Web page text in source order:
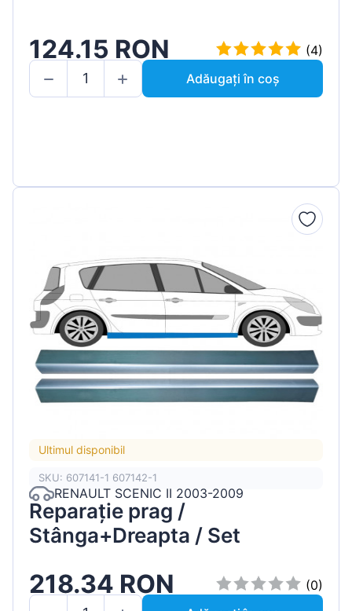
124.15 RON
(4)
Adăugați în coș
Ultimul disponibil
SKU: 607141-1 607142-1
RENAULT SCENIC II 2003-2009
Reparație prag /
Stânga+Dreapta / Set
218.34 RON
(0)